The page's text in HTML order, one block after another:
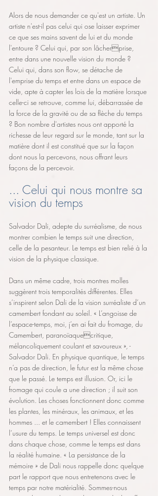
Alors de nous demander ce qu'est un artiste. Un
artiste n'est-il pas celui qui ose laisser exprimer
ce que ses mains savent de lui et du monde
l'entoure ? Celui qui, par son lâcherprise,
entre dans une nouvelle vision du monde ?
Celui qui, dans son flow, se détache de
l'emprise du temps et entre dans un espace de
vide, apte à capter les lois de la matière lorsque
celle-ci se retrouve, comme lui, débarrassée de
la force de la gravité ou de sa flèche du temps
? Bon nombre d'artistes nous ont apporté la
richesse de leur regard sur le monde, tant sur la
matière dont il est constitué que sur la façon
dont nous la percevons, nous offrant leurs
façons de la percevoir.
... Celui qui nous montre sa
vision du temps
Salvador Dali, adepte du surréalisme, de nous
montrer combien le temps suit une direction,
celle de la pesanteur. Le temps est bien relié à la
vision de la physique classique.
Dans un même cadre, trois montres molles
suggèrent trois temporalités différentes. Elles
s’inspirent selon Dali de la vision surréaliste d’un
camembert fondant au soleil. « L’angoisse de
l’espace-temps, moi, j’en ai fait du fromage, du
Camembert, paranoïaquecritique,
mélancoliquement coulant et savoureux », -
Salvador Dali. En physique quantique, le temps
n’a pas de direction, le futur est la même chose
que le passé. Le temps est illusion. Or, ici le
fromage qui coule a une direction ; il suit son
évolution. Les choses fonctionnent donc comme
les plantes, les minéraux, les animaux, et les
hommes ... et le camembert ! Elles connaissent
l’usure du temps. Le temps universel est donc
dans chaque chose, comme le temps est dans
la réalité humaine. « La persistance de la
mémoire » de Dali nous rappelle donc quelque
part le rapport que nous entretenons avec le
temps par notre matérialité. Sommes-nous